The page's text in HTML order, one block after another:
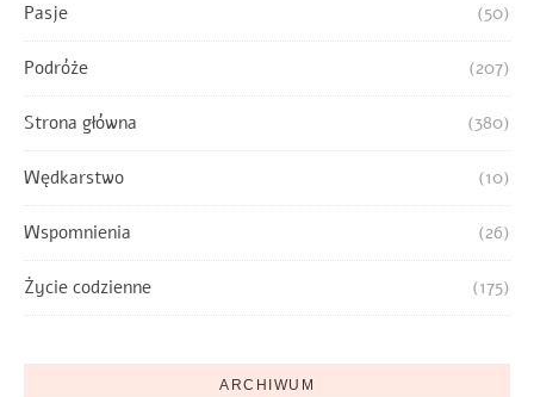
Pasje (50)
Podróże (207)
Strona główna (380)
Wędkarstwo (10)
Wspomnienia (26)
Życie codzienne (175)
ARCHIWUM